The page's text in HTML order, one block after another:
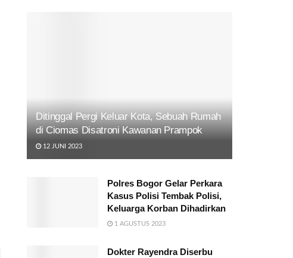
Ditinggal Pergi Keluar Kota, Sebuah Rumah
di Ciomas Disatroni Kawanan Prampok
12 JUNI 2023
Polres Bogor Gelar Perkara
Kasus Polisi Tembak Polisi,
Keluarga Korban Dihadirkan
1 AGUSTUS 2023
Dokter Rayendra Diserbu